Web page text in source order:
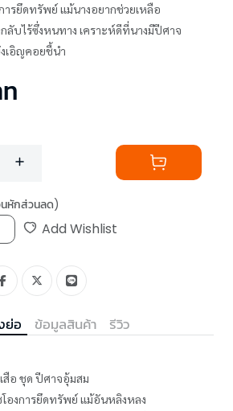
ารยึดทรัพย์ แม้นางอยากช่วยเหลือ
าง เคราะห์ดีที่นางมีปีศาจ
เอิญคอยชี้นำ
หักส่วนลด)
Add Wishlist
ย่อ ข้อมูลสินค้า รีวิว
สือ ชุด ปีศาจอุ้มสม
องการยึดทรัพย์ แม้อันหลิงหลง